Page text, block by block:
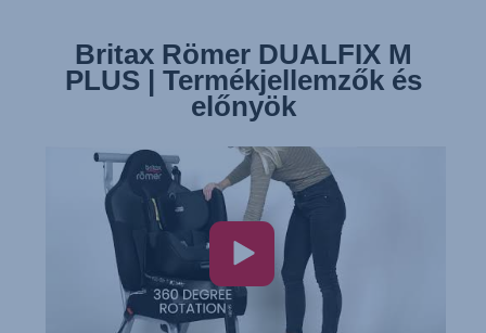
Britax Römer DUALFIX M
PLUS | Termékjellemzők és
előnyök